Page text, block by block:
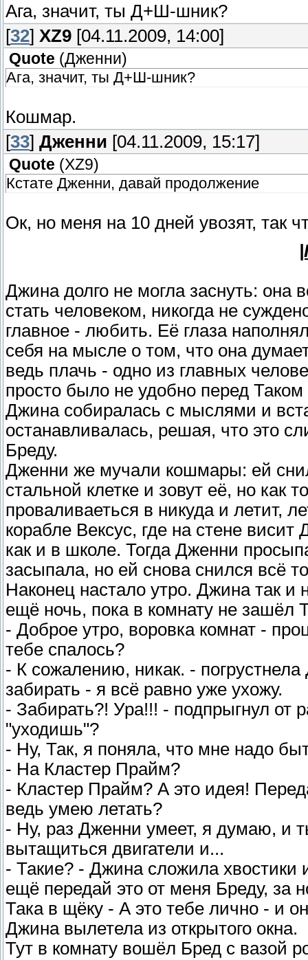
Ага, значит, ты Д+Ш-шник?
[32] XZ9 [04.11.2009, 14:00]
Quote (Дженни)
Ага, значит, ты Д+Ш-шник?
Кошмар.
[33] Дженни [04.11.2009, 15:17]
Quote (XZ9)
Кстате Дженни, давай продолжение
Ок, но меня на 10 дней увозят, так
Джина долго не могла заснуть: она
стать человеком, никогда не
главное - любить. Её глаза
себя на мысле о том, что она
ведь плачь - одно из главных
просто было не удобно перед Таком
Джина собиралась с мыслями и
останавливалась, решая, что это
Бреду.
Дженни же мучали кошмары: ей
стальной клетке и зовут её, но как
проваливаеться в никуда и летит,
корабле Вексус, где на стене
как и в школе. Тогда Дженни
засыпала, но ей снова снился всё
Наконец настало утро. Джина так и
ещё ночь, пока в комнату не зашёл
- Доброе утро, воровка комнат -
тебе спалось?
- К сожалению, никак. -
забирать - я всё равно уже ухожу.
- Забирать?! Ура!!! - подпрыгнул от
"уходишь"?
- Ну, Так, я поняла, что мне надо
- На Кластер Прайм?
- Кластер Прайм? А это идея!
ведь умею летать?
- Ну, раз Дженни умеет, я думаю, и
вытащиться двигатели и...
- Такие? - Джина сложила хвостики
ещё передай это от меня Бреду, за
Така в щёку - А это тебе лично - и
Джина вылетела из открытого окна.
Тут в комнату вошёл Бред с вазой